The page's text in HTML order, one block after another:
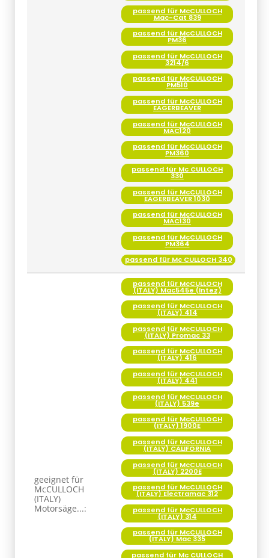
passend für McCULLOCH
Mac-Cat 839
passend für McCULLOCH
PM36
passend für McCULLOCH
3214/6
passend für McCULLOCH
PM510
passend für McCULLOCH
EAGERBEAVER
passend für McCULLOCH
MAC120
passend für McCULLOCH
PM360
passend für Mc CULLOCH
330
passend für McCULLOCH
EAGERBEAVER 1030
passend für McCULLOCH
MAC130
passend für McCULLOCH
PM364
passend für Mc CULLOCH 340
geeignet für
McCULLOCH
(ITALY)
Motorsäge...:
passend für McCULLOCH
(ITALY) Mac545e (Intez)
passend für McCULLOCH
(ITALY) 414
passend für McCULLOCH
(ITALY) Promac 33
passend für McCULLOCH
(ITALY) 416
passend für McCULLOCH
(ITALY) 441
passend für McCULLOCH
(ITALY) 539e
passend für McCULLOCH
(ITALY) 1900E
passend für McCULLOCH
(ITALY) CALIFORNIA
passend für McCULLOCH
(ITALY) 2200E
passend für McCULLOCH
(ITALY) Electramac 312
passend für McCULLOCH
(ITALY) 314
passend für McCULLOCH
(ITALY) Mac 335
passend für Mc CULLOCH